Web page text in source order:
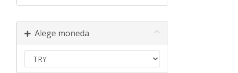
Alege moneda